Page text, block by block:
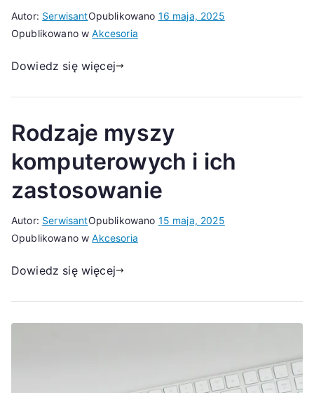
Autor: SerwisantOpublikowano 16 maja, 2025
Opublikowano wAkcesoria
Dowiedz się więcej
Rodzaje myszy
komputerowych i ich
zastosowanie
Autor: SerwisantOpublikowano 15 maja, 2025
Opublikowano wAkcesoria
Dowiedz się więcej